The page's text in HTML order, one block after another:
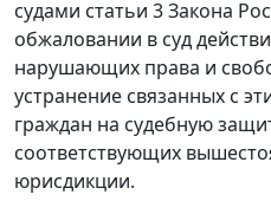
судами статьи 3Закона
обжаловании в суд
нарушающих права и
устранение связанных с
граждан на судебную
соответствующих
юрисдикции.